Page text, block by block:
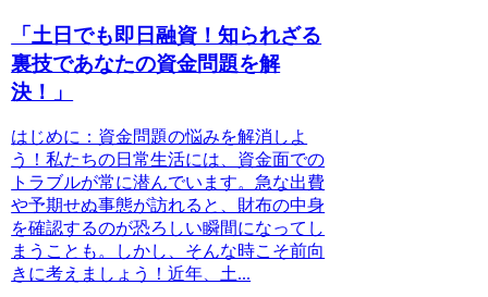
「土日でも即日融資！知られざる
裏技であなたの資金問題を解
決！」
はじめに：資金問題の悩みを解消しよ
う！私たちの日常生活には、資金面での
トラブルが常に潜んでいます。急な出費
や予期せぬ事態が訪れると、財布の中身
を確認するのが恐ろしい瞬間になってし
まうことも。しかし、そんな時こそ前向
きに考えましょう！近年、土...